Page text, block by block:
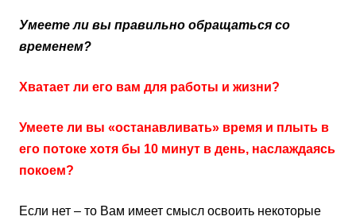
Умеете ли вы правильно обращаться со
временем?
Хватает ли его вам для работы и жизни?
Умеете ли вы «останавливать» время и плыть в
его потоке хотя бы 10 минут в день, наслаждаясь
покоем?
Если нет – то Вам имеет смысл освоить некоторые